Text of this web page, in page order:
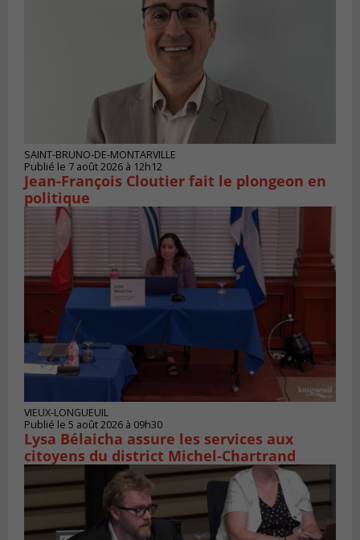
SAINT-BRUNO-DE-MONTARVILLE
Publié le 7 août 2026 à 12h12
Jean-François Cloutier fait le plongeon en
politique
VIEUX-LONGUEUIL
Publié le 5 août 2026 à 09h30
Lysa Bélaicha assure les services aux
citoyens du district Michel‑Chartrand